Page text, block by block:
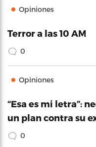
Opiniones
Terror a las 10 AM
0
Opiniones
“Esa es mi letra”:
un plan contra su
0